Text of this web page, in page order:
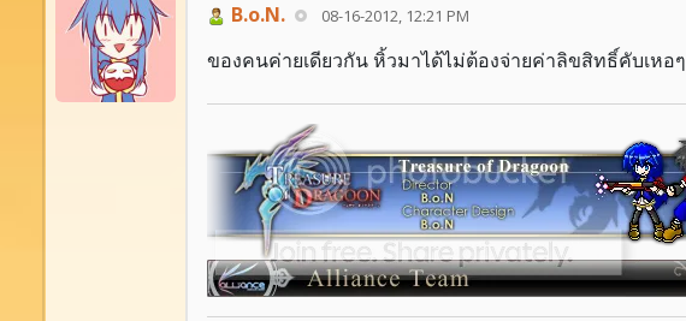
B.o.N. 08-16-2012, 12:21 PM
ของคนค่ายเดียวกัน หิ้วมาได้ไม่ต้องจ่ายค่าลิขสิทธิ์คับเหอๆ